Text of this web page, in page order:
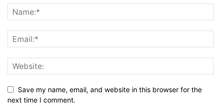
Save my name, email, and website in this browser for the
next time I comment.